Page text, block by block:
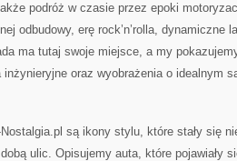
podróż w czasie przez epoki
odbudowy, erę rock’n’rolla, dynamiczne
ma tutaj swoje miejsce, a my
inżynieryjne oraz wyobrażenia o idealnym
są ikony stylu, które stały się
ulic. Opisujemy auta, które pojawiały